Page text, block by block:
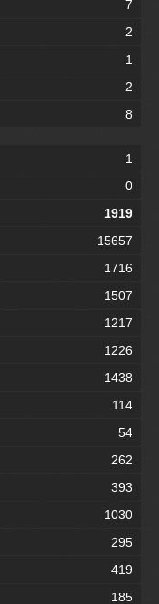
7
2
1
2
8
1
0
1919
15657
1716
1507
1217
1226
1438
114
54
262
393
1030
295
419
185